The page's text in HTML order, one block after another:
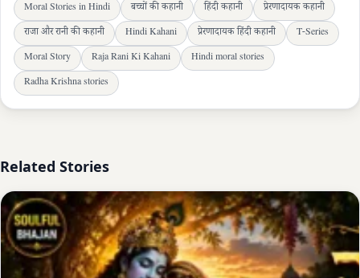
Moral Stories in Hindi
बच्चों की कहानी हिंदी कहानी
प्रेरणादायक कहानी
राजा और रानी की कहानी
Hindi Kahani प्रेरणादायक हिंदी कहानी
T-Series
Moral Story
Raja Rani Ki Kahani
Hindi moral stories
Radha Krishna stories
Related Stories